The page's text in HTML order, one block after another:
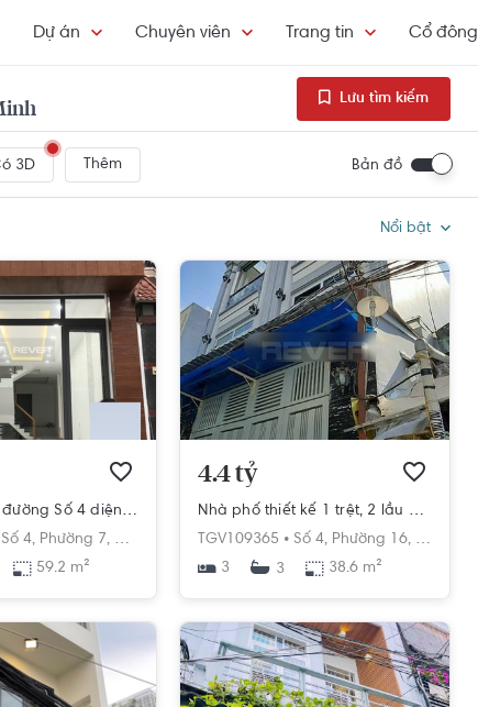
Dự án Chuyên viên Trang tin Cổ đông
Lưu tìm kiếm
3D Thêm Bản đồ
Nổi bật
Nhà mặt tiền đường Số 4 diện tích đất 59.2m2, cửa hướng Tây.
Số 4, Phường 7, Gò Vấp,
Hồ Chí Minh
59.2 m²
4.4 tỷ
Nhà phố thiết kế 1 trệt, 2 lầu diện tích 38.6m2, cửa hướng Tây Bắc.
TGV109365 • Số 4, Phường 16, Gò Vấp,
3
3 38.6 m²